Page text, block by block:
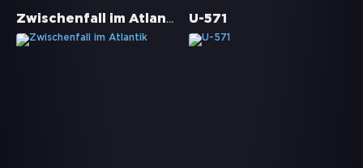
Zwischenfall im Atlantik U-571